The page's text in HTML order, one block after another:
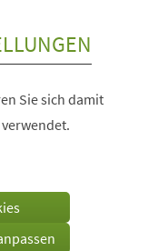
Sie sich damit